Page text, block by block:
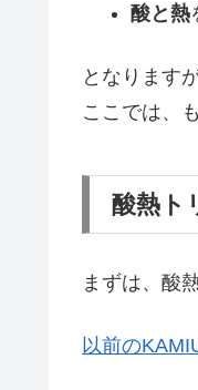
酸と熱
となりますが
ここでは、
酸熱ト
まずは、酸
以前の